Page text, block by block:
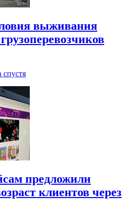
выживания
спустя
предложили
клиентов через